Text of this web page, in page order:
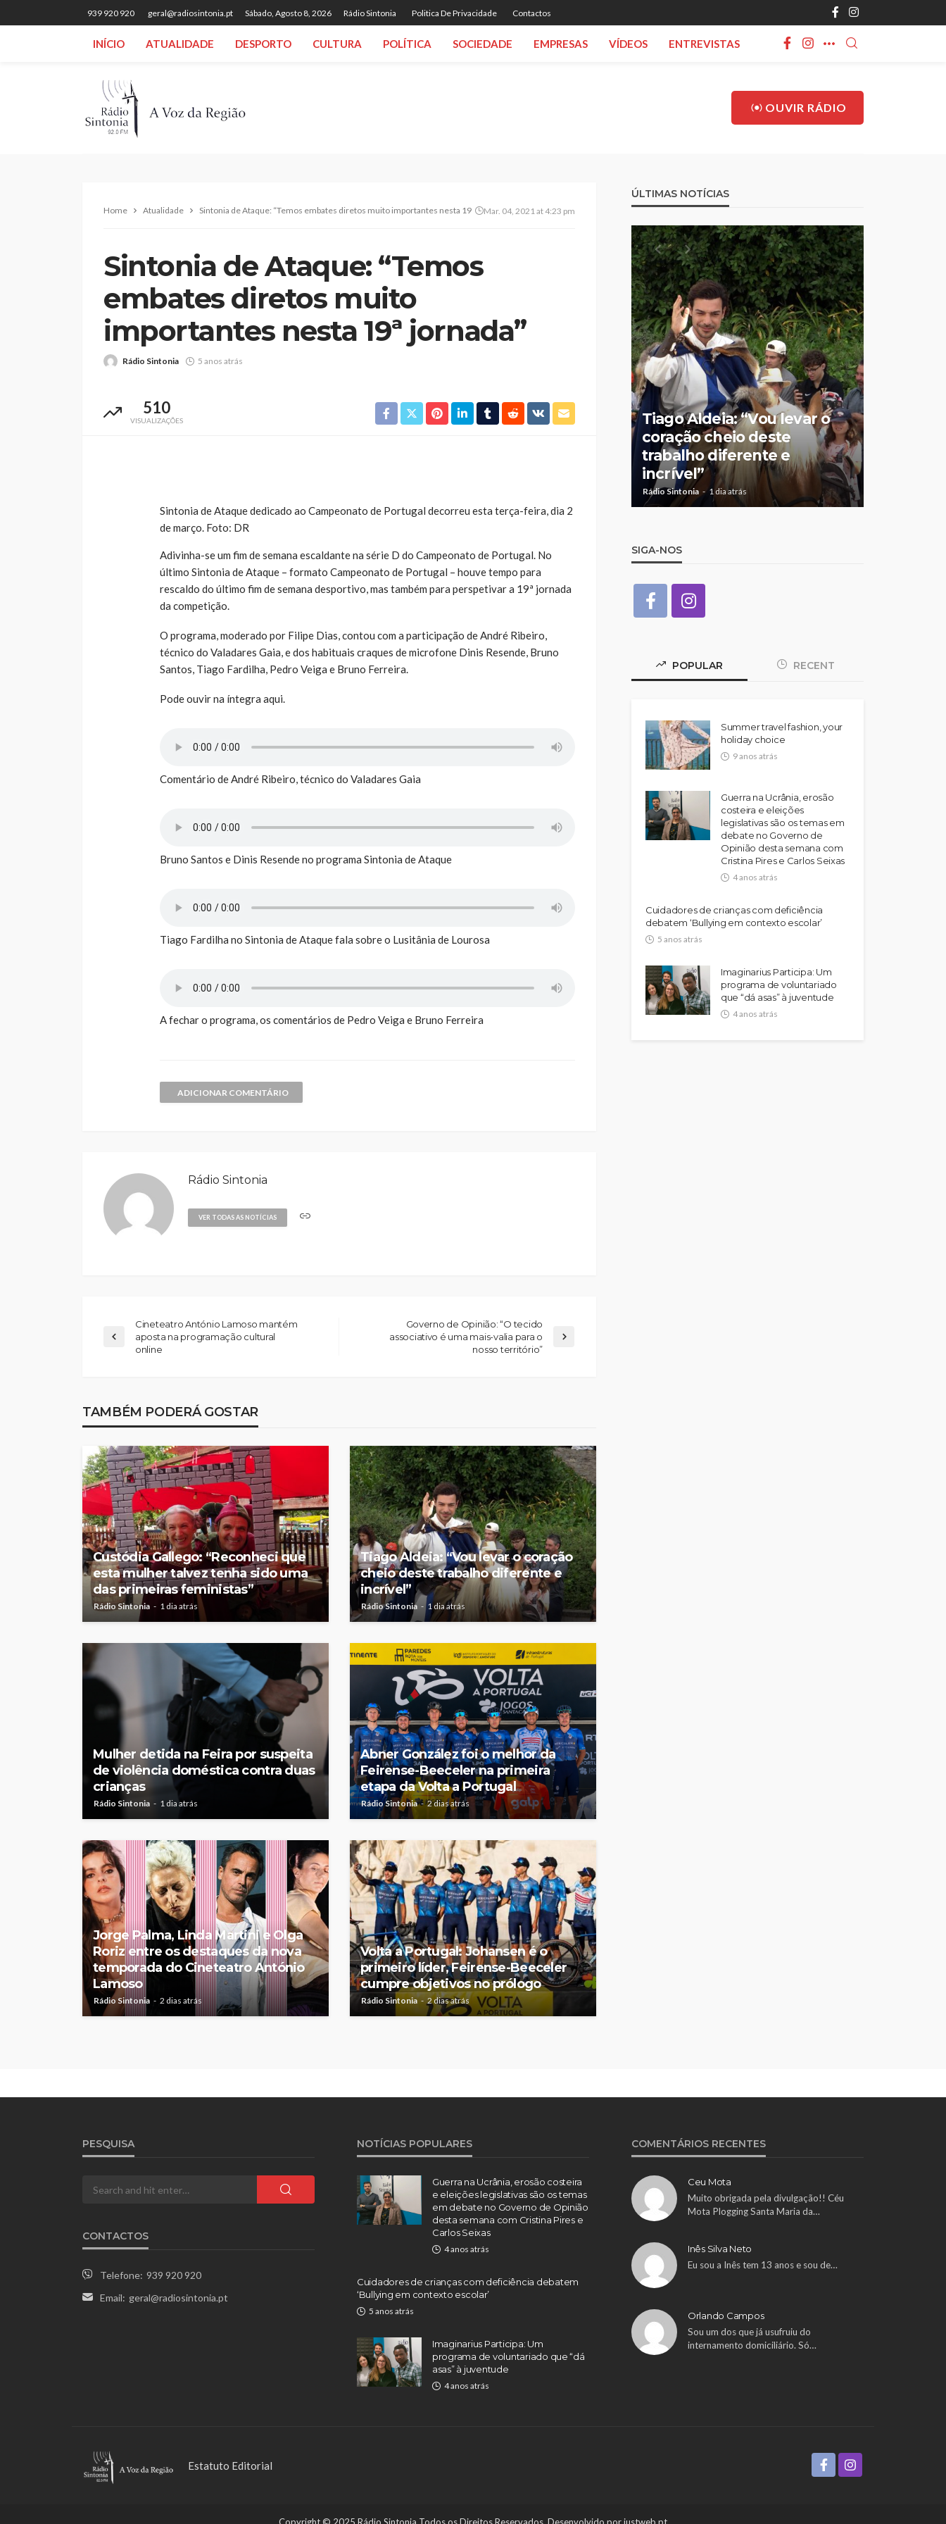
939 920 920 geral@radiosintonia.pt Sábado, Agosto 8, 2026 Rádio Sintonia Politica De Privacidade Contactos
INÍCIO ATUALIDADE DESPORTO CULTURA POLÍTICA SOCIEDADE EMPRESAS VÍDEOS ENTREVISTAS
OUVIR RÁDIO
Home Atualidade Sintonia de Ataque: “Temos embates diretos muito importantes nesta 19ª jornada”Mar. 04, 2021 at 4:23 pm
Sintonia de Ataque: “Temos
embates diretos muito
importantes nesta 19ª jornada”
Rádio Sintonia 5 anos atrás
510
VISUALIZAÇÕES
Sintonia de Ataque dedicado ao Campeonato de Portugal decorreu esta terça-feira, dia 2
de março. Foto: DR
Adivinha-se um fim de semana escaldante na série D do Campeonato de Portugal. No
último Sintonia de Ataque – formato Campeonato de Portugal – houve tempo para
rescaldo do último fim de semana desportivo, mas também para perspetivar a 19ª jornada
da competição.
O programa, moderado por Filipe Dias, contou com a participação de André Ribeiro,
técnico do Valadares Gaia, e dos habituais craques de microfone Dinis Resende, Bruno
Santos, Tiago Fardilha, Pedro Veiga e Bruno Ferreira.
Pode ouvir na íntegra aqui.
Comentário de André Ribeiro, técnico do Valadares Gaia
Bruno Santos e Dinis Resende no programa Sintonia de Ataque
Tiago Fardilha no Sintonia de Ataque fala sobre o Lusitânia de Lourosa
A fechar o programa, os comentários de Pedro Veiga e Bruno Ferreira
ADICIONAR COMENTÁRIO
Rádio Sintonia
VER TODAS AS NOTÍCIAS
Cineteatro António Lamoso mantém
aposta na programação cultural
online
Governo de Opinião: “O tecido
associativo é uma mais-valia para o
nosso território”
TAMBÉM PODERÁ GOSTAR
Custódia Gallego: “Reconheci que
esta mulher talvez tenha sido uma
das primeiras feministas”
Rádio Sintonia 1 dia atrás
Tiago Aldeia: “Vou levar o coração
cheio deste trabalho diferente e
incrível”
Rádio Sintonia 1 dia atrás
Mulher detida na Feira por suspeita
de violência doméstica contra duas
crianças
Rádio Sintonia 1 dia atrás
Abner González foi o melhor da
Feirense-Beeceler na primeira
etapa da Volta a Portugal
Rádio Sintonia 2 dias atrás
Jorge Palma, Linda Martini e Olga
Roriz entre os destaques da nova
temporada do Cineteatro António
Lamoso
Rádio Sintonia 2 dias atrás
Volta a Portugal: Johansen é o
primeiro líder, Feirense-Beeceler
cumpre objetivos no prólogo
Rádio Sintonia 2 dias atrás
ÚLTIMAS NOTÍCIAS
Abner González foi o
Custódia Gallego:
“Reconheci que esta
Tiago Aldeia: “Vou levar o
coração cheio deste
trabalho diferente e
incrível”
Rádio Sintonia 1 dia atrás
SIGA-NOS
POPULAR RECENT
Summer travel fashion, your
holiday choice
9 anos atrás
Guerra na Ucrânia, erosão
costeira e eleições
legislativas são os temas em
debate no Governo de
Opinião desta semana com
Cristina Pires e Carlos Seixas
4 anos atrás
Cuidadores de crianças com deficiência
debatem ‘Bullying em contexto escolar’
5 anos atrás
Imaginarius Participa: Um
programa de voluntariado
que “dá asas” à juventude
4 anos atrás
PESQUISA
CONTACTOS
Telefone: 939 920 920
Email: geral@radiosintonia.pt
NOTÍCIAS POPULARES
Guerra na Ucrânia, erosão costeira
e eleições legislativas são os temas
em debate no Governo de Opinião
desta semana com Cristina Pires e
Carlos Seixas
4 anos atrás
Cuidadores de crianças com deficiência debatem
‘Bullying em contexto escolar’
5 anos atrás
Imaginarius Participa: Um
programa de voluntariado que “dá
asas” à juventude
4 anos atrás
COMENTÁRIOS RECENTES
Ceu Mota
Muito obrigada pela divulgação!! Céu
Mota Plogging Santa Maria da…
Inês Silva Neto
Eu sou a Inês tem 13 anos e sou de…
Orlando Campos
Sou um dos que já usufruiu do
internamento domiciliário. Só…
Estatuto Editorial